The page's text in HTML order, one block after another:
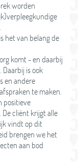
worden
het van belang de
komt - en daarbij
Daarbij is ook
en andere
te maken.
positieve
cliënt krijgt alle
vindt op dit
brengen we het
aan bod